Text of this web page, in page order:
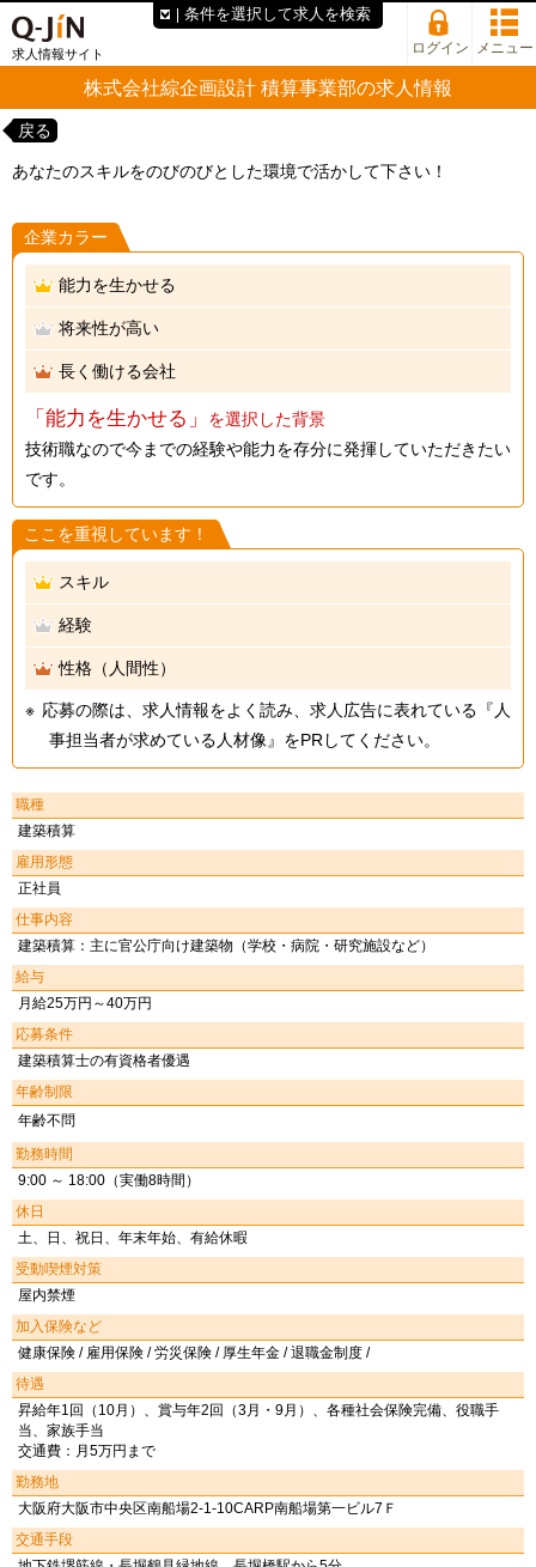
求人情報サイト ログイン メニュー
株式会社綜企画設計 積算事業部の求人情報
戻る
あなたのスキルをのびのびとした環境で活かして下さい！
企業カラー
能力を生かせる
将来性が高い
長く働ける会社
「能力を生かせる」
を選択した背景
技術職なので今までの経験や能力を存分に発揮していただきたい
です。
ここを重視しています！
スキル
経験
性格（人間性）
応募の際は、求人情報をよく読み、求人広告に表れている『人
事担当者が求めている人材像』をPRしてください。
職種
建築積算
雇用形態
正社員
仕事内容
建築積算：主に官公庁向け建築物（学校・病院・研究施設など）
給与
月給25万円～40万円
応募条件
建築積算士の有資格者優遇
年齢制限
年齢不問
勤務時間
9:00 ～ 18:00（実働8時間）
休日
土、日、祝日、年末年始、有給休暇
受動喫煙対策
屋内禁煙
加入保険など
健康保険 / 雇用保険 / 労災保険 / 厚生年金 / 退職金制度 /
待遇
昇給年1回（10月）、賞与年2回（3月・9月）、各種社会保険完備、役職手
当、家族手当
交通費：月5万円まで
勤務地
大阪府大阪市中央区南船場2-1-10CARP南船場第一ビル7Ｆ
交通手段
条件を選択して求人を検索